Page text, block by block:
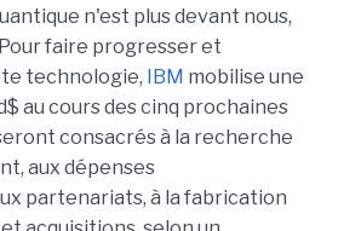
n'est plus devant nous,
faire progresser et
technologie, IBM mobilise une
au cours des cinq prochaines
consacrés à la recherche
aux dépenses
partenariats, à la fabrication